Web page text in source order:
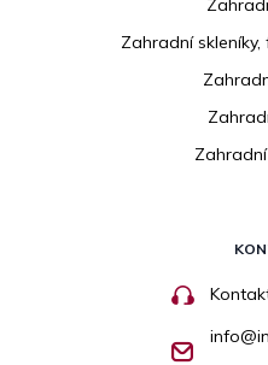
Zahradní
info@